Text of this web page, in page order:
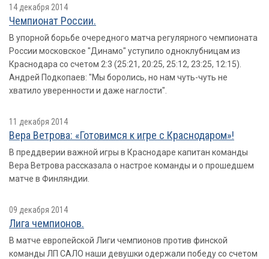
14 декабря 2014
Чемпионат России.
В упорной борьбе очередного матча регулярного чемпионата
России московское "Динамо" уступило одноклубницам из
Краснодара со счетом 2:3 (25:21, 20:25, 25:12, 23:25, 12:15).
Андрей Подкопаев: "Мы боролись, но нам чуть-чуть не
хватило уверенности и даже наглости".
11 декабря 2014
Вера Ветрова: «Готовимся к игре с Краснодаром»!
В преддверии важной игры в Краснодаре капитан команды
Вера Ветрова рассказала о настрое команды и о прошедшем
матче в Финляндии.
09 декабря 2014
Лига чемпионов.
В матче европейской Лиги чемпионов против финской
команды ЛП САЛО наши девушки одержали победу со счетом